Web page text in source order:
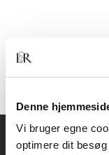
Denne
Vi bruger egne
optimere dit